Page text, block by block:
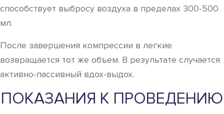
способствует выбросу воздуха в пределах 300-500
мл.
После завершения компрессии в легкие
возвращается тот же объем. В результате случается
активно-пассивный вдох-выдох.
ПОКАЗАНИЯ К ПРОВЕДЕНИЮ